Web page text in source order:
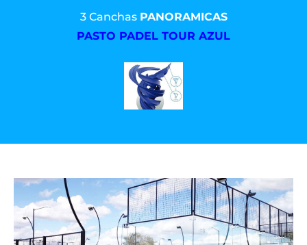
3 Canchas PANORAMICAS
PASTO PADEL TOUR AZUL